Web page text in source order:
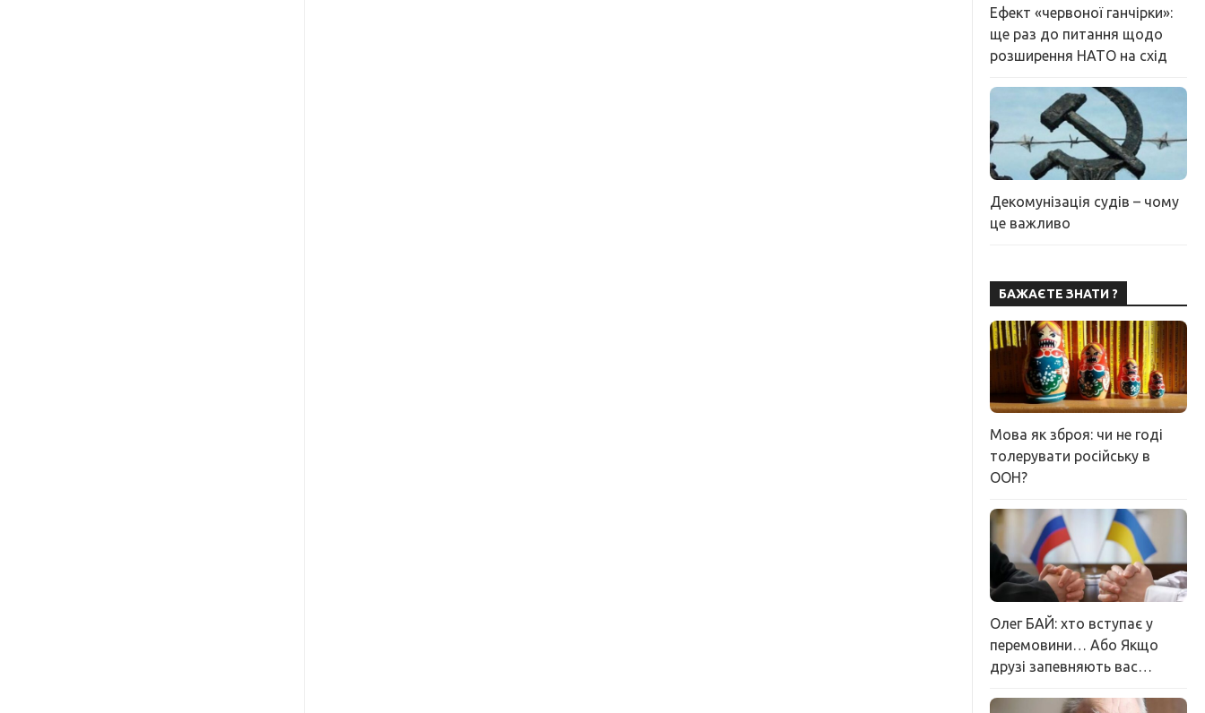
Ефект «червоної ганчірки»:
ще раз до питання щодо
розширення НАТО на схід
Декомунізація судів – чому
це важливо
БАЖАЄТЕ ЗНАТИ ?
Мова як зброя: чи не годі
толерувати російську в
ООН?
Олег БАЙ: хто вступає у
перемовини… Або Якщо
друзі запевняють вас…